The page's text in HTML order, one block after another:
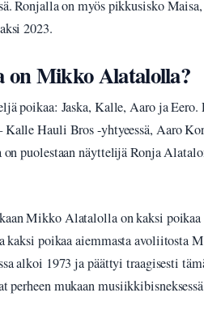
Ronjalla on myös pikkusisko
2023.
on Mikko Alatalolla?
poikaa: Jaska, Kalle, Aaro ja Eero.
Hauli Bros -yhtyeessä, Aaro
on puolestaan näyttelijä Ronja
Mikko Alatalolla on kaksi
kaksi poikaa aiemmasta avoliitosta
alkoi 1973 ja päättyi traagisesti
perheen mukaan